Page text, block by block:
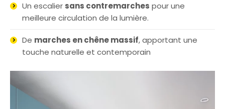
Un escalier sans contremarches pour une
meilleure circulation de la lumière.
De marches en chêne massif, apportant une
touche naturelle et contemporain